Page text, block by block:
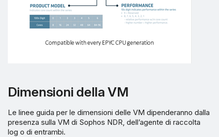
Dimensioni della VM
Le linee guida per le dimensioni delle VM dipenderanno dalla
presenza sulla VM di Sophos NDR, dell’agente di raccolta
log o di entrambi.